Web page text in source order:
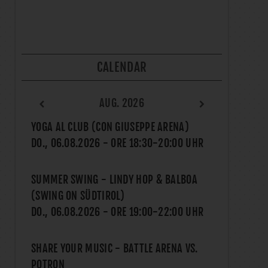
CALENDAR
AUG. 2026
YOGA AL CLUB (CON GIUSEPPE ARENA)
DO., 06.08.2026 - ORE 18:30-20:00 UHR
SUMMER SWING - LINDY HOP & BALBOA
(SWING ON SÜDTIROL)
DO., 06.08.2026 - ORE 19:00-22:00 UHR
SHARE YOUR MUSIC - BATTLE ARENA VS.
POTRON